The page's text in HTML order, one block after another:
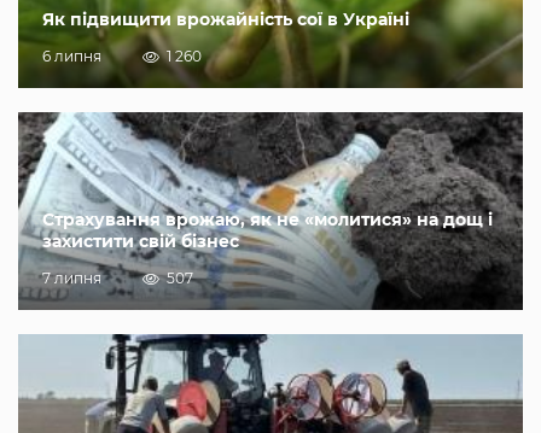
Як підвищити врожайність сої в Україні
6 липня 1 260
Страхування врожаю, як не «молитися» на дощ і
захистити свій бізнес
7 липня 507